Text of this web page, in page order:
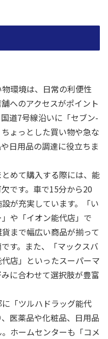
環境は、日常の利便性
へのアクセスがポイント
道7号線沿いに「セブン-
ょっとした買い物や急な
日用品の調達に役立ちま
めて購入する際には、能
です。車で15分から20
が充実しています。「い
や「イオン能代店」で
まで幅広い商品が揃って
す。また、「マックスバ
店」といったスーパーマ
に合わせて選択肢が豊富
「ツルハドラッグ能代
医薬品や化粧品、日用品
ホームセンターも「コメ